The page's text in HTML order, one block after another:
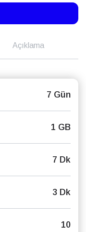
Açıklama
7 Gün
1 GB
7 Dk
3 Dk
10